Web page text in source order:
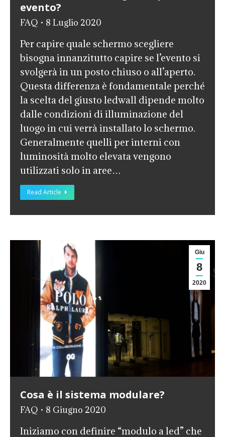
evento?
FAQ 8 Luglio 2020
Per capire quale schermo scegliere
bisogna innanzitutto capire se l’evento si
svolgerà in un posto chiuso o all’aperto.
Questa differenza è fondamentale perché
la scelta del giusto ledwall dipende molto
dalle condizioni di illuminazione del
luogo in cui verrà installato lo schermo.
Generalmente quelli per interni con
luminosità molto elevata vengono
utilizzati solo in aree…
Read Article
Giu
8
2020
Cosa è il sistema modulare?
FAQ 8 Giugno 2020
Iniziamo con definire “modulo a led” che